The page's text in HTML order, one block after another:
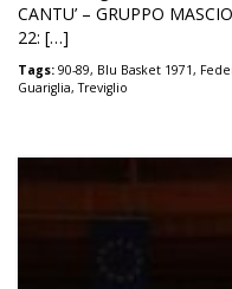
CANTU’ – GRUPPO
22: […]
Tags: 90-89, Blu Basket 1971,
Guariglia,Treviglio